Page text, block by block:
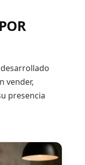
vender,
presencia